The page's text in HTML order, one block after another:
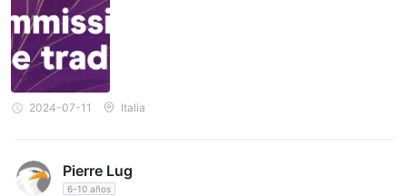
2024-07-11 Italia
Pierre Lug
6-10 años